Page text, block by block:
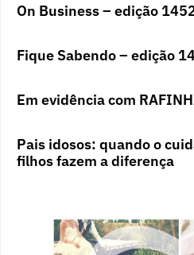
On Business – edição
Fique Sabendo – edição
Em evidência com
Pais idosos: quando o
filhos fazem a diferença